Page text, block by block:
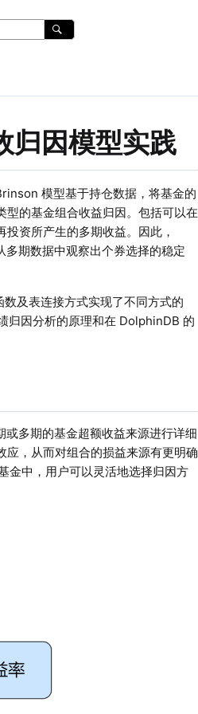
归因模型实践
模型基于持仓数据，将基金的
的基金组合收益归因。包括可以在
资所产生的多期收益。因此，
期数据中观察出个券选择的稳定
及表连接方式实现了不同方式的
归因分析的原理和在 DolphinDB 的
多期的基金超额收益来源进行详细
，从而对组合的损益来源有更明确
金中，用户可以灵活地选择归因方